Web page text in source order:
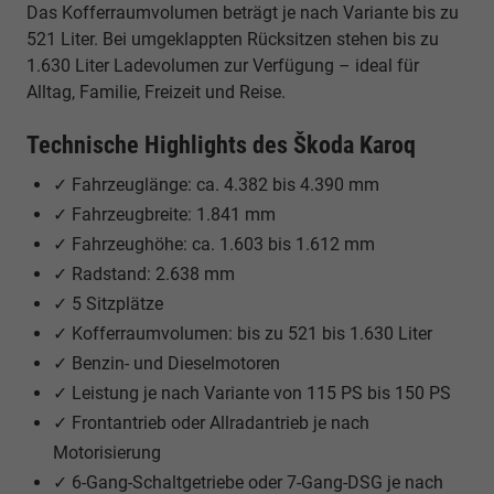
Das Kofferraumvolumen beträgt je nach Variante bis zu
521 Liter. Bei umgeklappten Rücksitzen stehen bis zu
1.630 Liter Ladevolumen zur Verfügung – ideal für
Alltag, Familie, Freizeit und Reise.
Technische Highlights des Škoda Karoq
✓ Fahrzeuglänge: ca. 4.382 bis 4.390 mm
✓ Fahrzeugbreite: 1.841 mm
✓ Fahrzeughöhe: ca. 1.603 bis 1.612 mm
✓ Radstand: 2.638 mm
✓ 5 Sitzplätze
✓ Kofferraumvolumen: bis zu 521 bis 1.630 Liter
✓ Benzin- und Dieselmotoren
✓ Leistung je nach Variante von 115 PS bis 150 PS
✓ Frontantrieb oder Allradantrieb je nach
Motorisierung
✓ 6-Gang-Schaltgetriebe oder 7-Gang-DSG je nach